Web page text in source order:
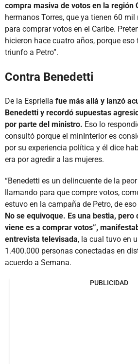
compra masiva de votos en la región
hermanos Torres, que ya tienen 60
para comprar votos en el Caribe.
hicieron hace cuatro años, porque eso
triunfo a Petro”.
Contra Benedetti
De la Espriella fue más allá y lanzó
Benedetti y recordó supuestas
por parte del ministro. Eso lo
consultó porque el minInterior es
por su experiencia política y él dice
era por agredir a las mujeres.
“Benedetti es un delincuente de la
llamando para que compre votos,
estuvo en la campaña de Petro, de
No se equivoque. Es una bestia, pero
viene es a comprar votos”,
entrevista televisada, la cual tuvo en
1.400.000 personas conectadas en
acuerdo a Semana.
PUBLICIDAD